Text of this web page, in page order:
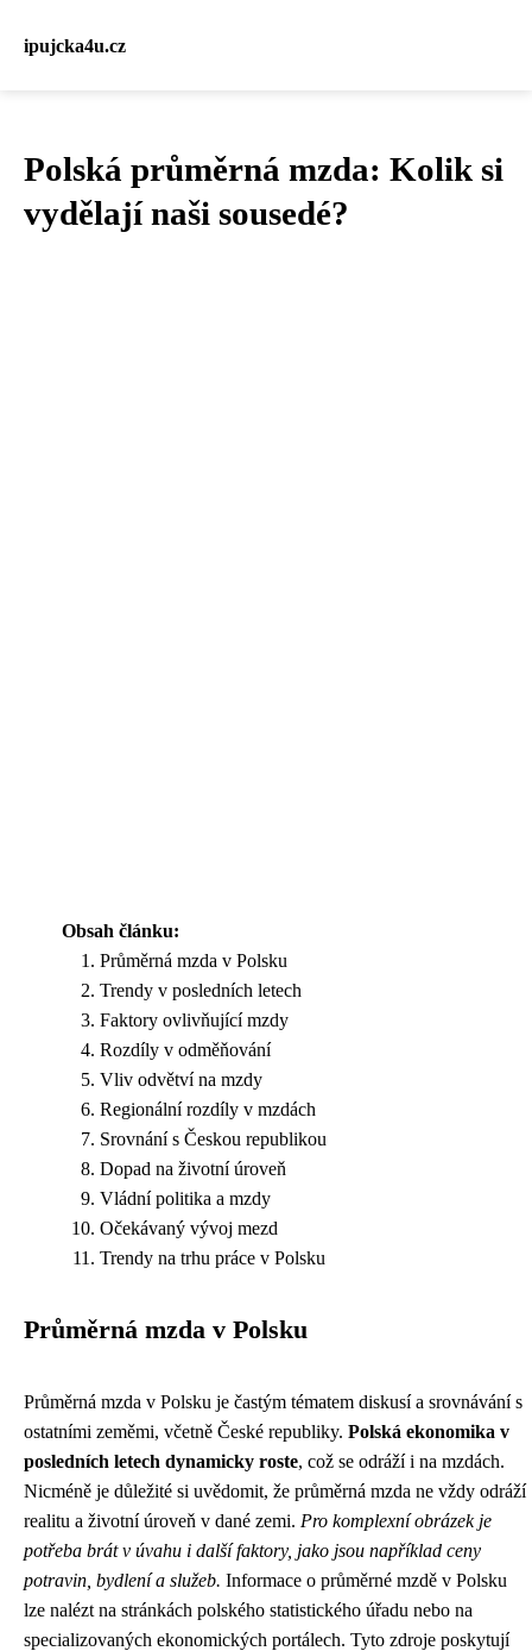
ipujcka4u.cz
Polská průměrná mzda: Kolik si
vydělají naši sousedé?
Obsah článku:
Průměrná mzda v Polsku
Trendy v posledních letech
Faktory ovlivňující mzdy
Rozdíly v odměňování
Vliv odvětví na mzdy
Regionální rozdíly v mzdách
Srovnání s Českou republikou
Dopad na životní úroveň
Vládní politika a mzdy
Očekávaný vývoj mezd
Trendy na trhu práce v Polsku
Průměrná mzda v Polsku
Průměrná mzda v Polsku je častým tématem diskusí a srovnávání s
ostatními zeměmi, včetně České republiky. Polská ekonomika v
posledních letech dynamicky roste, což se odráží i na mzdách.
Nicméně je důležité si uvědomit, že průměrná mzda ne vždy odráží
realitu a životní úroveň v dané zemi. Pro komplexní obrázek je
potřeba brát v úvahu i další faktory, jako jsou například ceny
potravin, bydlení a služeb. Informace o průměrné mzdě v Polsku
lze nalézt na stránkách polského statistického úřadu nebo na
specializovaných ekonomických portálech. Tyto zdroje poskytují